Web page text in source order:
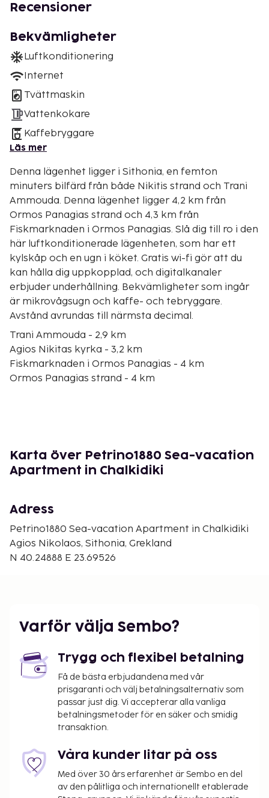
Recensioner
Bekvämligheter
Luftkonditionering
Internet
Tvättmaskin
Vattenkokare
Kaffebryggare
Läs mer
Denna lägenhet ligger i Sithonia, en femton
minuters bilfärd från både Nikitis strand och Trani
Ammouda. Denna lägenhet ligger 4,2 km från
Ormos Panagias strand och 4,3 km från
Fiskmarknaden i Ormos Panagias. Slå dig till ro i den
här luftkonditionerade lägenheten, som har ett
kylskåp och en ugn i köket. Gratis wi-fi gör att du
kan hålla dig uppkopplad, och digitalkanaler
erbjuder underhållning. Bekvämligheter som ingår
är mikrovågsugn och kaffe- och tebryggare.
Avstånd avrundas till närmsta decimal.
Trani Ammouda - 2,9 km
Agios Nikitas kyrka - 3,2 km
Fiskmarknaden i Ormos Panagias - 4 km
Ormos Panagias strand - 4 km
Agios Ioannis-stranden - 8,7 km
Lilla Kastri strand - 8,7 km
Kastri strand - 9,2 km
Nikitis hamn - 9,5 km
Paralía Livári - 9,7 km
White beach - 10,3 km
Njut av utsikten från deras trädgården och dra nytta
skatter:
En stadsskatt tas ut av staden och betalas på
boendet. Skatten är säsongsbunden och gäller
inte alltid året om. Undantag från skatten kan
finnas. Kontakta boendet med hjälp av
uppgifterna i bokningsbekräftelsen för mer
information.
Stadsskatt: Från 1 november till 31 mars, EUR
Stadsskatt: Från 1 april till 31 oktober, EUR 2.00
per boende per natt.
Vi har listat alla tilläggsavgifter som boendet har
Karta över Petrino1880 Sea-vacation
Apartment in Chalkidiki
Adress
Petrino1880 Sea-vacation Apartment in Chalkidiki
Agios Nikolaos, Sithonia, Grekland
N 40.24888 E 23.69526
Varför välja Sembo?
Trygg och flexibel betalning
Få de bästa erbjudandena med vår
prisgaranti och välj betalningsalternativ som
passar just dig. Vi accepterar alla vanliga
betalningsmetoder för en säker och smidig
transaktion.
Våra kunder litar på oss
Med över 30 års erfarenhet är Sembo en del
av den pålitliga och internationellt etablerade